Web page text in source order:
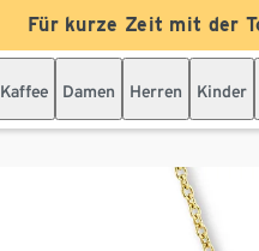
Für kurze Zeit mit der
Kaffee Damen Herren Kinder